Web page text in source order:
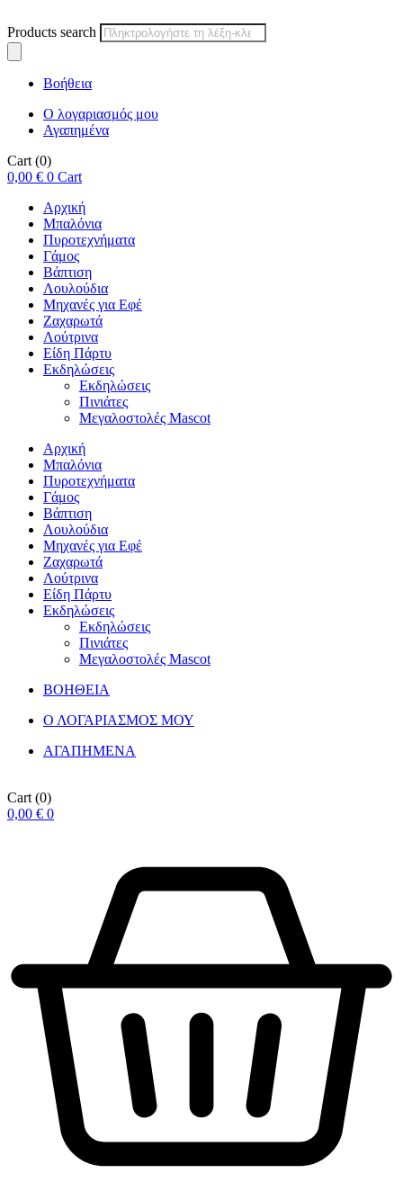
Products search
Βοήθεια
Ο λογαριασμός μου
Αγαπημένα
Cart (0)
0,00 € 0 Cart
Αρχική
Μπαλόνια
Πυροτεχνήματα
Γάμος
Βάπτιση
Λουλούδια
Μηχανές για Εφέ
Ζαχαρωτά
Λούτρινα
Είδη Πάρτυ
Εκδηλώσεις
Εκδηλώσεις
Πινιάτες
Μεγαλοστολές Mascot
Αρχική
Μπαλόνια
Πυροτεχνήματα
Γάμος
Βάπτιση
Λουλούδια
Μηχανές για Εφέ
Ζαχαρωτά
Λούτρινα
Είδη Πάρτυ
Εκδηλώσεις
Εκδηλώσεις
Πινιάτες
Μεγαλοστολές Mascot
ΒΟΗΘΕΙΑ
Ο ΛΟΓΑΡΙΑΣΜΟΣ ΜΟΥ
ΑΓΑΠΗΜΕΝΑ
Cart (0)
0,00 € 0